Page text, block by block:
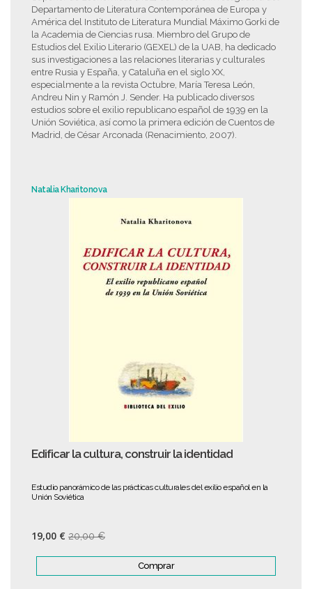
Departamento de Literatura Contemporánea de Europa y
América del Instituto de Literatura Mundial Máximo Gorki de
la Academia de Ciencias rusa. Miembro del Grupo de
Estudios del Exilio Literario (GEXEL) de la UAB, ha dedicado
sus investigaciones a las relaciones literarias y culturales
entre Rusia y España, y Cataluña en el siglo XX,
especialmente a la revista Octubre, María Teresa León,
Andreu Nin y Ramón J. Sender. Ha publicado diversos
estudios sobre el exilio republicano español de 1939 en la
Unión Soviética, así como la primera edición de Cuentos de
Madrid, de César Arconada (Renacimiento, 2007).
Natalia Kharitonova
Edificar la cultura, construir la identidad
Estudio panorámico de las prácticas culturales del exilio español en la
Unión Soviética
19,00 € 20,00 €
Comprar